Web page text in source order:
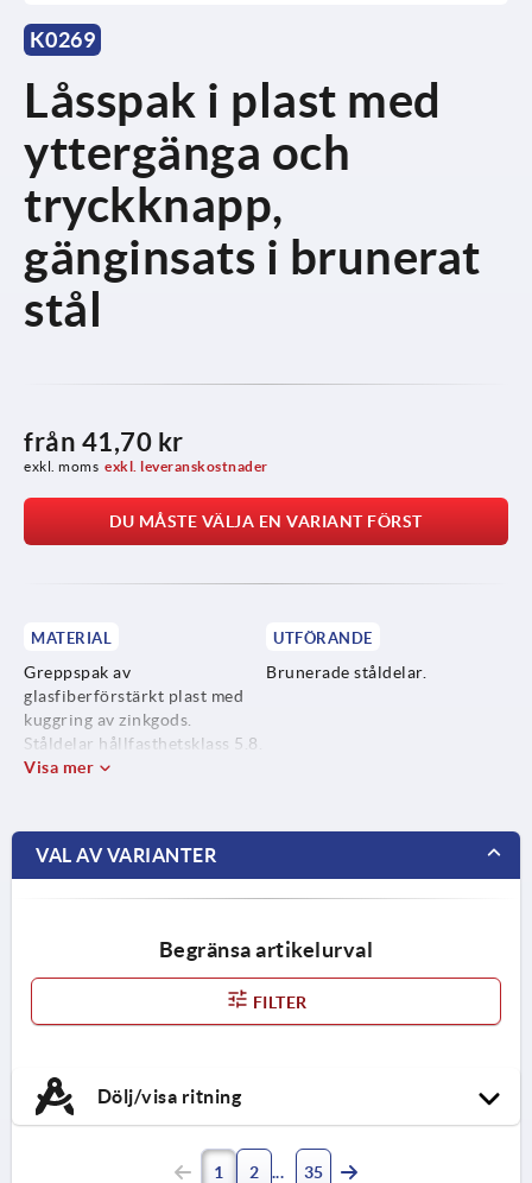
K0269
Låsspak i plast med
yttergänga och
tryckknapp,
gänginsats i brunerat
stål
från 41,70 kr
exkl. moms exkl. leveranskostnader
DU MÅSTE VÄLJA EN VARIANT FÖRST
MATERIAL
Greppspak av
glasfiberförstärkt plast med
kuggring av zinkgods.
Ståldelar hållfasthetsklass 5.8.
Tryckknapp av plast (POM).
UTFÖRANDE
Brunerade ståldelar.
Visa mer
VAL AV VARIANTER
Begränsa artikelurval
FILTER
Dölj/visa ritning
1 2 35